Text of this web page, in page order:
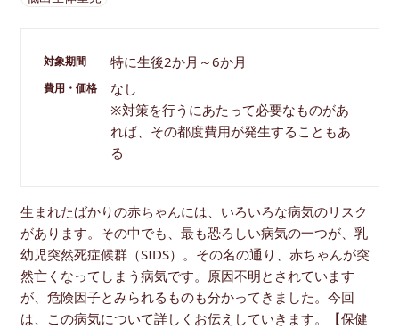
対象期間 特に生後2か月～6か月
費用・価格
なし
※対策を行うにあたって必要なものがあ
れば、その都度費用が発生することもあ
る
生まれたばかりの赤ちゃんには、いろいろな病気のリスク
があります。その中でも、最も恐ろしい病気の一つが、乳
幼児突然死症候群（SIDS）。その名の通り、赤ちゃんが突
然亡くなってしまう病気です。原因不明とされています
が、危険因子とみられるものも分かってきました。今回
は、この病気について詳しくお伝えしていきます。【保健